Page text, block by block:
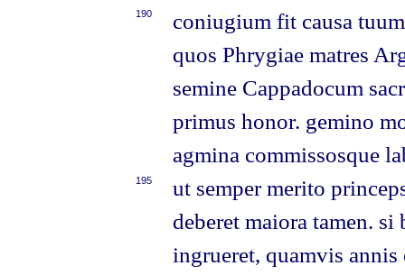
190
coniugium fit causa
quos Phrygiae matres
semine Cappadocum
primus honor. gemino
agmina commissosque
195
ut semper merito
deberet maiora tamen. si
ingrueret, quamvis